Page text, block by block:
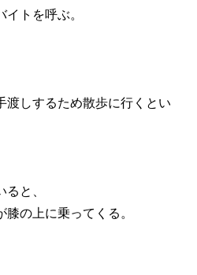
トを呼ぶ。
渡しするため散歩に行くとい
と、
の上に乗ってくる。